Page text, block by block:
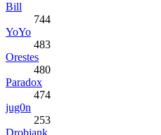
Bill
744
YoYo
483
Orestes
480
Paradox
474
jug0n
253
Drobjank